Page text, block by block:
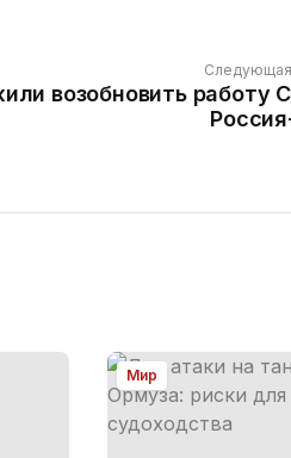
Следующая
возобновить работу
Мир